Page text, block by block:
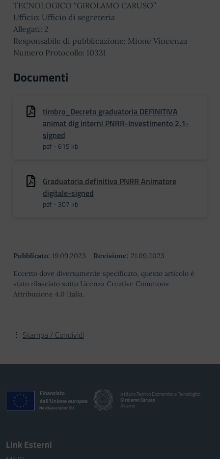
TECNOLOGICO “GIROLAMO CARUSO”
Ufficio: Ufficio di segreteria
Allegati: 2
Responsabile di pubblicazione: Mione Vincenza
Numero Protocollo: 10331
Documenti
timbro_Decreto graduatoria DEFINITIVA
animat dig interni PNRR-Investimento 2.1-
signed
pdf - 615 kb
Graduatoria definitiva PNRR Animatore
digitale-signed
pdf - 307 kb
Pubblicato: 19.09.2023 - Revisione: 21.09.2023
Eccetto dove diversamente specificato, questo articolo è
stato rilasciato sotto Licenza Creative Commons
Attribuzione 4.0 Italia.
Stampa / Condividi
Istituto Tecnico Economico e Tecnologico
Girolamo Caruso
Alcamo
Link Esterni